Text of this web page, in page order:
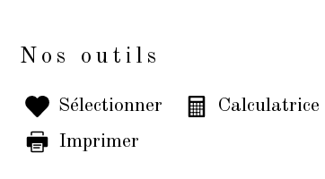
Nos outils
Sélectionner
Calculatrice
Imprimer